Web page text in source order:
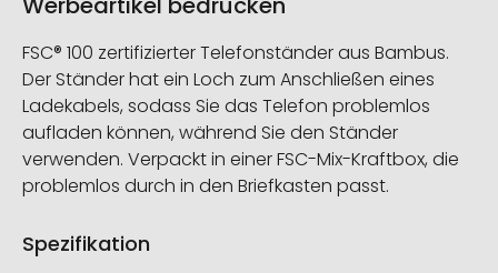
FSC® 100 zertifizierter Telefonständer aus Bambus.
Der Ständer hat ein Loch zum Anschließen eines
Ladekabels, sodass Sie das Telefon problemlos
aufladen können, während Sie den Ständer
verwenden. Verpackt in einer FSC-Mix-Kraftbox, die
problemlos durch in den Briefkasten passt.
Spezifikation